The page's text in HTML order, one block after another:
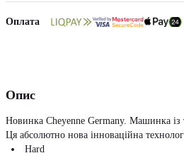
Оплата
Опис
Новинка Cheyenne Germany. Машинка із
Ця абсолютно нова інноваційна
Hard